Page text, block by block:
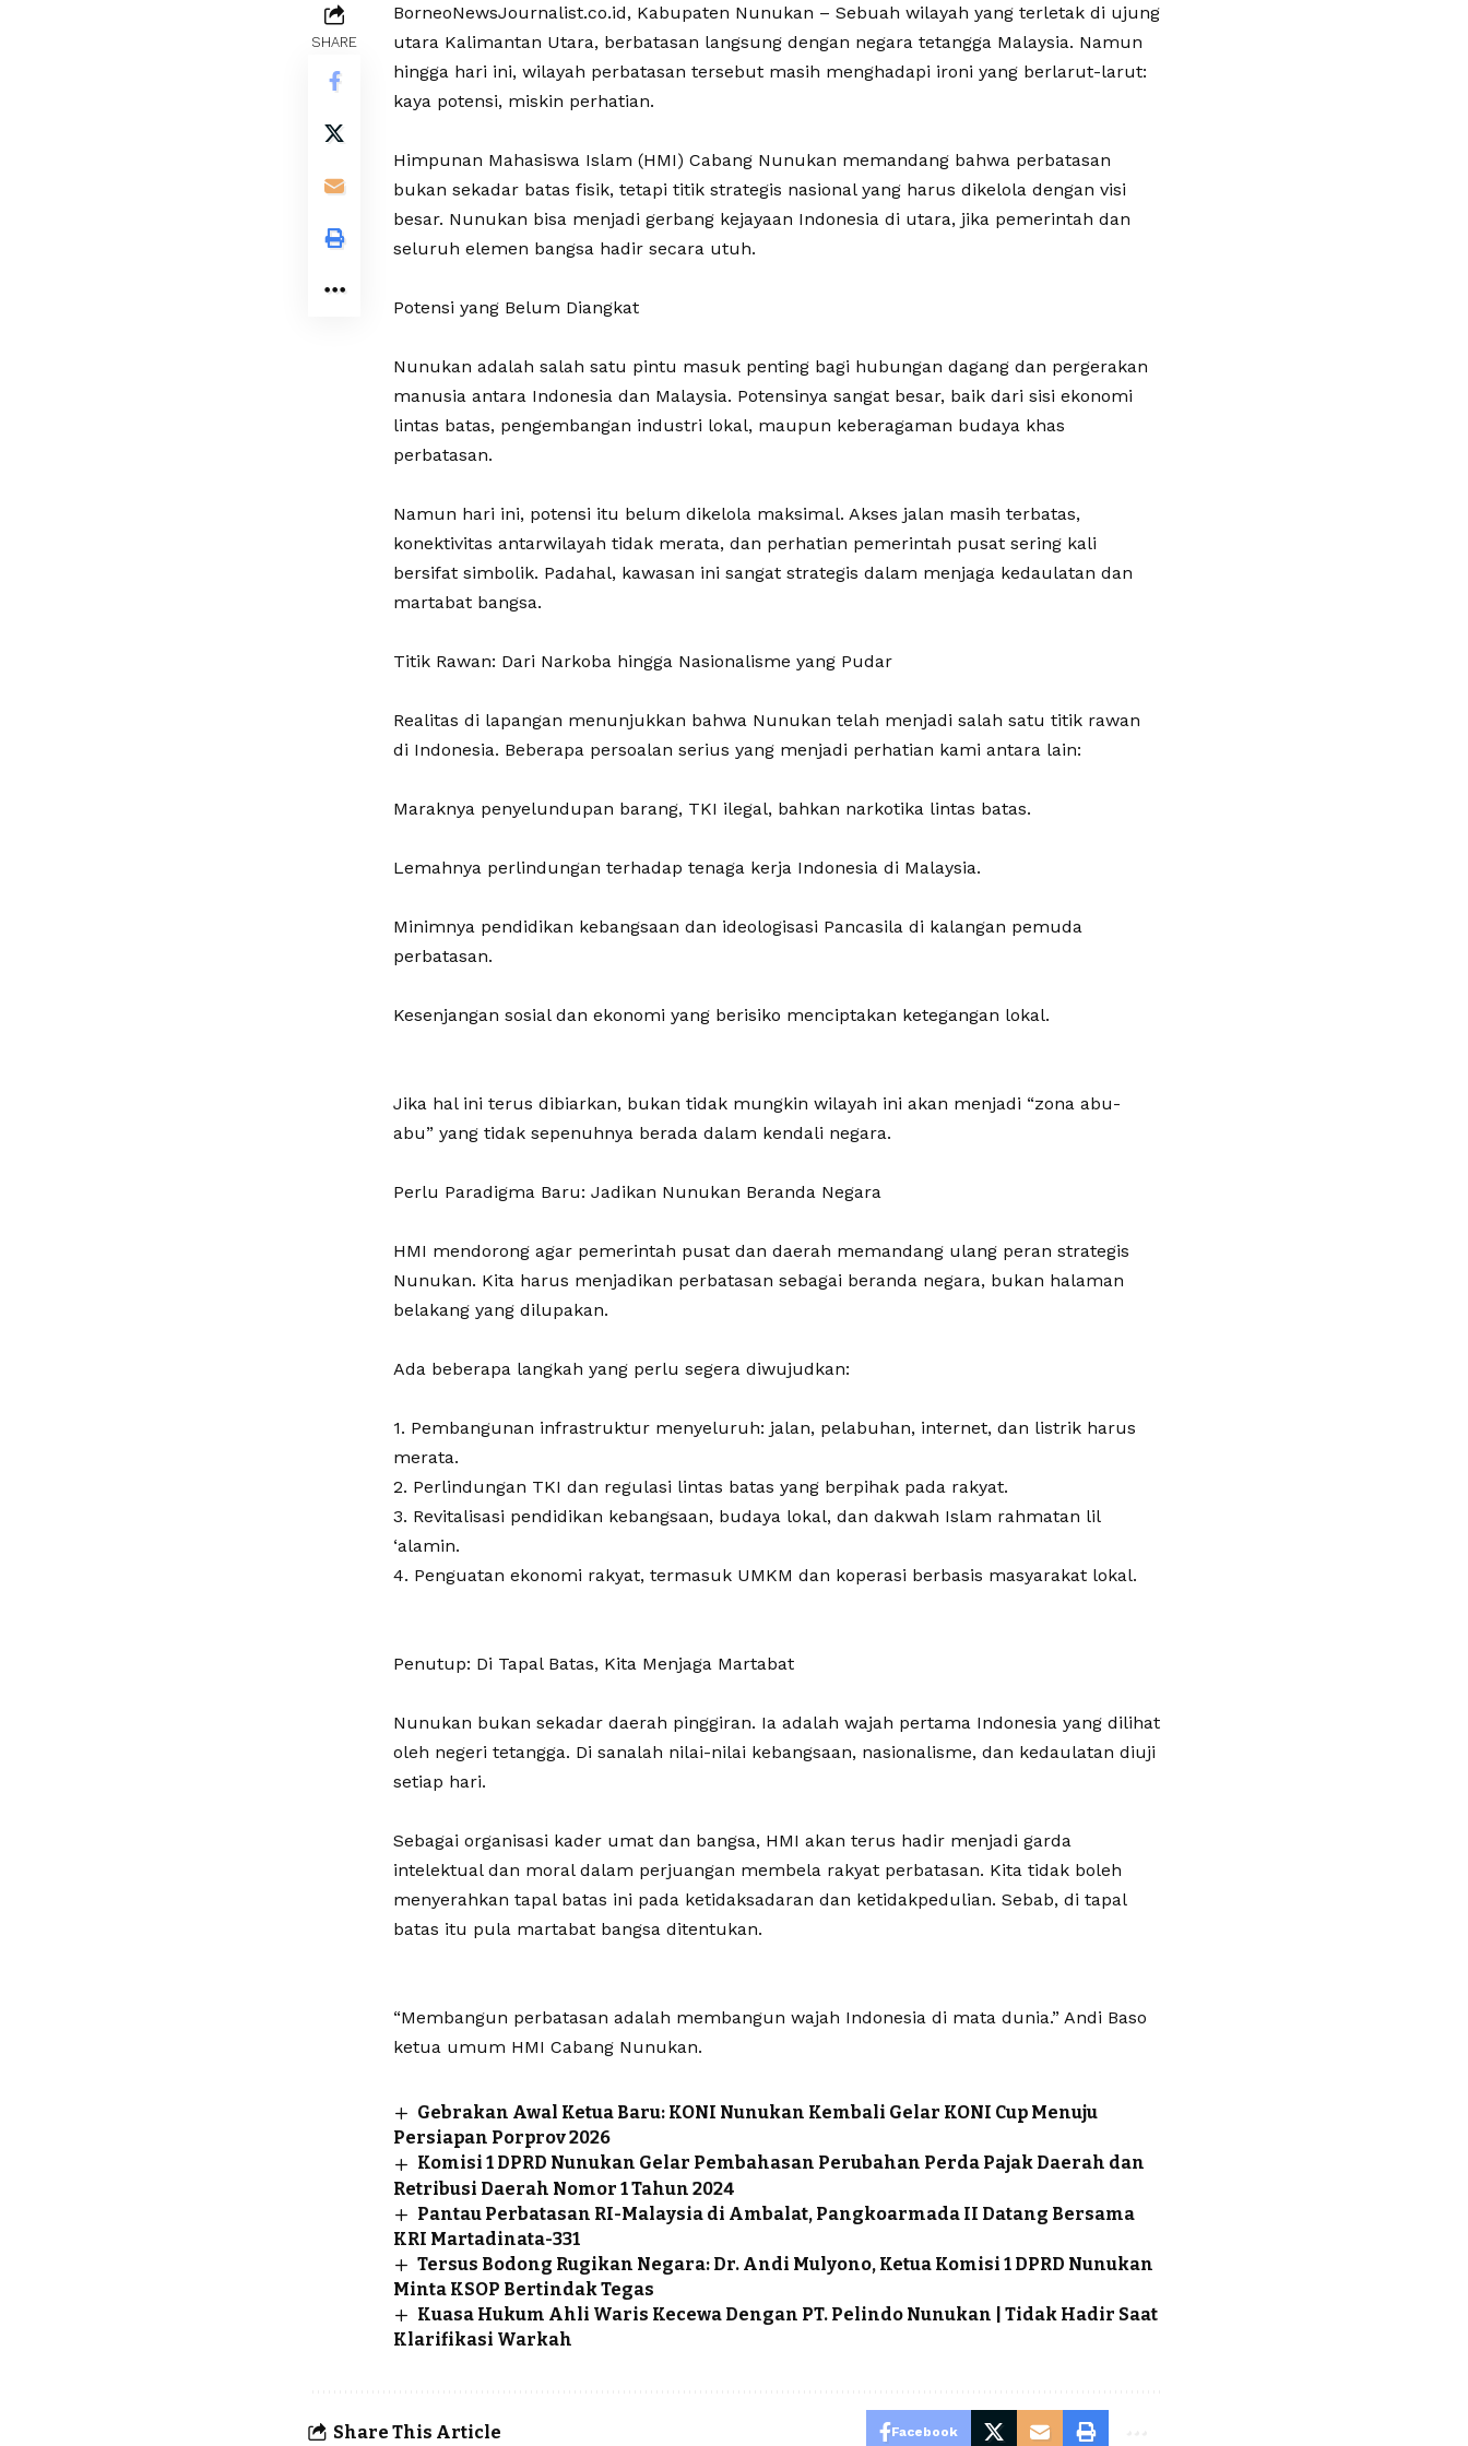
SHARE
BorneoNewsJournalist.co.id, ‎Kabupaten Nunukan – Sebuah wilayah yang terletak di ujung
utara Kalimantan Utara, berbatasan langsung dengan negara tetangga Malaysia. Namun
hingga hari ini, wilayah perbatasan tersebut masih menghadapi ironi yang berlarut-larut:
kaya potensi, miskin perhatian.
‎Himpunan Mahasiswa Islam (HMI) Cabang Nunukan memandang bahwa perbatasan
bukan sekadar batas fisik, tetapi titik strategis nasional yang harus dikelola dengan visi
besar. Nunukan bisa menjadi gerbang kejayaan Indonesia di utara, jika pemerintah dan
seluruh elemen bangsa hadir secara utuh.
‎Potensi yang Belum Diangkat
‎Nunukan adalah salah satu pintu masuk penting bagi hubungan dagang dan pergerakan
manusia antara Indonesia dan Malaysia. Potensinya sangat besar, baik dari sisi ekonomi
lintas batas, pengembangan industri lokal, maupun keberagaman budaya khas
perbatasan.
‎Namun hari ini, potensi itu belum dikelola maksimal. Akses jalan masih terbatas,
konektivitas antarwilayah tidak merata, dan perhatian pemerintah pusat sering kali
bersifat simbolik. Padahal, kawasan ini sangat strategis dalam menjaga kedaulatan dan
martabat bangsa.
‎Titik Rawan: Dari Narkoba hingga Nasionalisme yang Pudar
‎Realitas di lapangan menunjukkan bahwa Nunukan telah menjadi salah satu titik rawan
di Indonesia. Beberapa persoalan serius yang menjadi perhatian kami antara lain:
‎Maraknya penyelundupan barang, TKI ilegal, bahkan narkotika lintas batas.
‎Lemahnya perlindungan terhadap tenaga kerja Indonesia di Malaysia.
‎Minimnya pendidikan kebangsaan dan ideologisasi Pancasila di kalangan pemuda
perbatasan.
‎Kesenjangan sosial dan ekonomi yang berisiko menciptakan ketegangan lokal.
‎Jika hal ini terus dibiarkan, bukan tidak mungkin wilayah ini akan menjadi “zona abu-
abu” yang tidak sepenuhnya berada dalam kendali negara.
‎Perlu Paradigma Baru: Jadikan Nunukan Beranda Negara
‎HMI mendorong agar pemerintah pusat dan daerah memandang ulang peran strategis
Nunukan. Kita harus menjadikan perbatasan sebagai beranda negara, bukan halaman
belakang yang dilupakan.
‎Ada beberapa langkah yang perlu segera diwujudkan:
‎1. Pembangunan infrastruktur menyeluruh: jalan, pelabuhan, internet, dan listrik harus
merata.
‎2. Perlindungan TKI dan regulasi lintas batas yang berpihak pada rakyat.
‎3. Revitalisasi pendidikan kebangsaan, budaya lokal, dan dakwah Islam rahmatan lil
‘alamin.
‎4. Penguatan ekonomi rakyat, termasuk UMKM dan koperasi berbasis masyarakat lokal.
‎Penutup: Di Tapal Batas, Kita Menjaga Martabat
‎Nunukan bukan sekadar daerah pinggiran. Ia adalah wajah pertama Indonesia yang dilihat
oleh negeri tetangga. Di sanalah nilai-nilai kebangsaan, nasionalisme, dan kedaulatan diuji
setiap hari.
‎Sebagai organisasi kader umat dan bangsa, HMI akan terus hadir menjadi garda
intelektual dan moral dalam perjuangan membela rakyat perbatasan. Kita tidak boleh
menyerahkan tapal batas ini pada ketidaksadaran dan ketidakpedulian. Sebab, di tapal
batas itu pula martabat bangsa ditentukan.
‎“Membangun perbatasan adalah membangun wajah Indonesia di mata dunia.” Andi Baso
ketua umum HMI Cabang Nunukan.
Gebrakan Awal Ketua Baru: KONI Nunukan Kembali Gelar KONI Cup Menuju
Persiapan Porprov 2026
Komisi 1 DPRD Nunukan Gelar Pembahasan Perubahan Perda Pajak Daerah dan
Retribusi Daerah Nomor 1 Tahun 2024
Pantau Perbatasan RI-Malaysia di Ambalat, Pangkoarmada II Datang Bersama
KRI Martadinata-331
Tersus Bodong Rugikan Negara: Dr. Andi Mulyono, Ketua Komisi 1 DPRD Nunukan
Minta KSOP Bertindak Tegas
Kuasa Hukum Ahli Waris Kecewa Dengan PT. Pelindo Nunukan | Tidak Hadir Saat
Klarifikasi Warkah
Share This Article Facebook